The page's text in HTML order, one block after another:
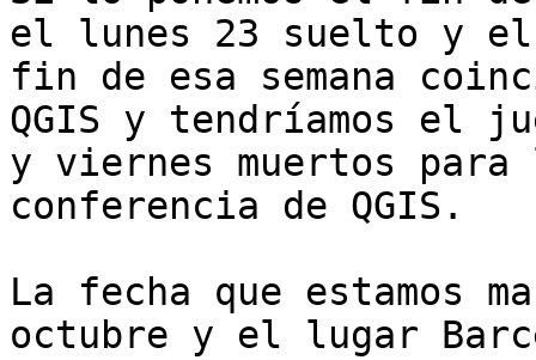
el lunes 23 suelto y el
fin de esa semana
QGIS y tendríamos el
y viernes muertos
conferencia de QGIS.
La fecha que estamos
octubre y el lugar